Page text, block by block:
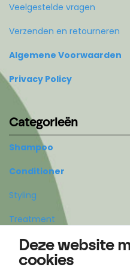
Veelgestelde vragen
Verzenden en retourneren
Algemene Voorwaarden
Privacy Policy
Categorieën
Shampoo
Conditioner
Styling
Treatment
Body
Deze website
cookies